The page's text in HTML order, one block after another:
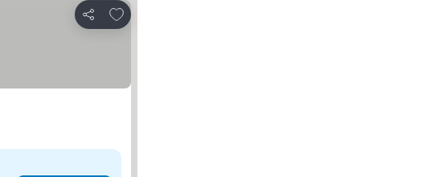
Partilhar
Adicionar aos favoritos